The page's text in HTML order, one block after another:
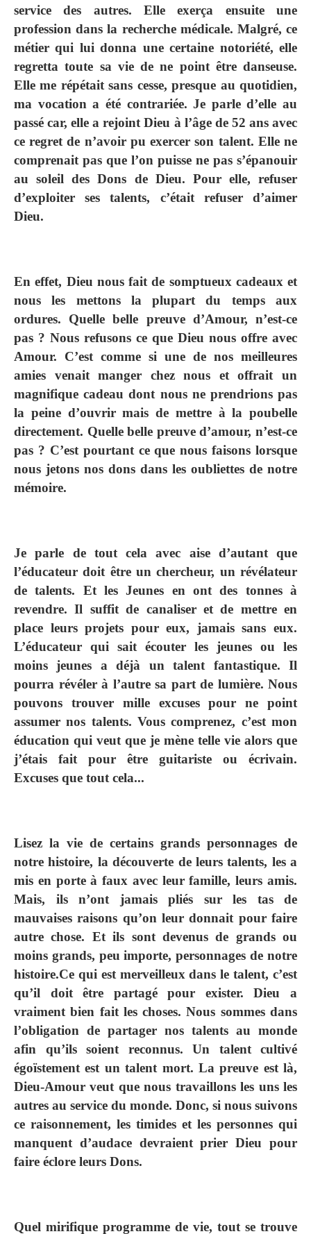
service des autres. Elle exerça ensuite une
profession dans la recherche médicale. Malgré, ce
métier qui lui donna une certaine notoriété, elle
regretta toute sa vie de ne point être danseuse.
Elle me répétait sans cesse, presque au quotidien,
ma vocation a été contrariée. Je parle d’elle au
passé car, elle a rejoint Dieu à l’âge de 52 ans avec
ce regret de n’avoir pu exercer son talent. Elle ne
comprenait pas que l’on puisse ne pas s’épanouir
au soleil des Dons de Dieu. Pour elle, refuser
d’exploiter ses talents, c’était refuser d’aimer
Dieu.
En effet, Dieu nous fait de somptueux cadeaux et
nous les mettons la plupart du temps aux
ordures. Quelle belle preuve d’Amour, n’est-ce
pas ? Nous refusons ce que Dieu nous offre avec
Amour. C’est comme si une de nos meilleures
amies venait manger chez nous et offrait un
magnifique cadeau dont nous ne prendrions pas
la peine d’ouvrir mais de mettre à la poubelle
directement. Quelle belle preuve d’amour, n’est-ce
pas ? C’est pourtant ce que nous faisons lorsque
nous jetons nos dons dans les oubliettes de notre
mémoire.
Je parle de tout cela avec aise d’autant que
l’éducateur doit être un chercheur, un révélateur
de talents. Et les Jeunes en ont des tonnes à
revendre. Il suffit de canaliser et de mettre en
place leurs projets pour eux, jamais sans eux.
L’éducateur qui sait écouter les jeunes ou les
moins jeunes a déjà un talent fantastique. Il
pourra révéler à l’autre sa part de lumière. Nous
pouvons trouver mille excuses pour ne point
assumer nos talents. Vous comprenez, c’est mon
éducation qui veut que je mène telle vie alors que
j’étais fait pour être guitariste ou écrivain.
Excuses que tout cela...
Lisez la vie de certains grands personnages de
notre histoire, la découverte de leurs talents, les a
mis en porte à faux avec leur famille, leurs amis.
Mais, ils n’ont jamais pliés sur les tas de
mauvaises raisons qu’on leur donnait pour faire
autre chose. Et ils sont devenus de grands ou
moins grands, peu importe, personnages de notre
histoire.Ce qui est merveilleux dans le talent, c’est
qu’il doit être partagé pour exister. Dieu a
vraiment bien fait les choses. Nous sommes dans
l’obligation de partager nos talents au monde
afin qu’ils soient reconnus. Un talent cultivé
égoïstement est un talent mort. La preuve est là,
Dieu-Amour veut que nous travaillons les uns les
autres au service du monde. Donc, si nous suivons
ce raisonnement, les timides et les personnes qui
manquent d’audace devraient prier Dieu pour
faire éclore leurs Dons.
Quel mirifique programme de vie, tout se trouve